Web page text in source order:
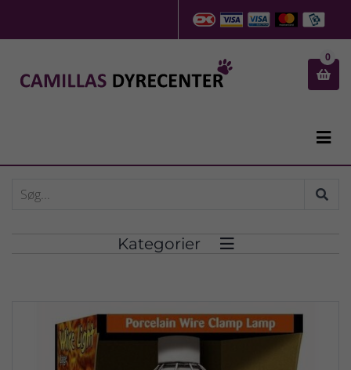

0

Kategorier 